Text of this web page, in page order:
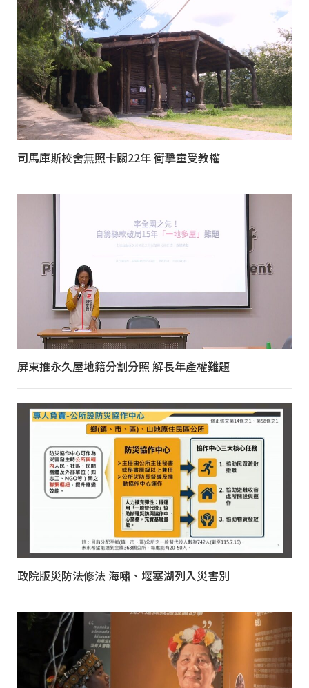
司馬庫斯校舍無照卡關22年 衝擊童受教權
屏東推永久屋地籍分割分照 解長年產權難題
政院版災防法修法 海嘯、堰塞湖列入災害別